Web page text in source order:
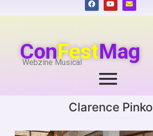
ConFestMag
Webzine Musical
Clarence Pinko